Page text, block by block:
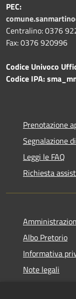
PEC:
Centralino: 0376
Fax: 0376 920996
Codice Univoco
Codice IPA:
Prenotazione
Segnalazione
Leggi le FAQ
Richiesta
Albo Pretorio
Informativa
Note legali